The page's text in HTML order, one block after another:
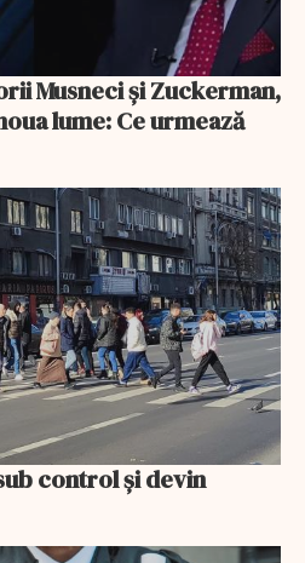
lume: Ce urmează
control și devin